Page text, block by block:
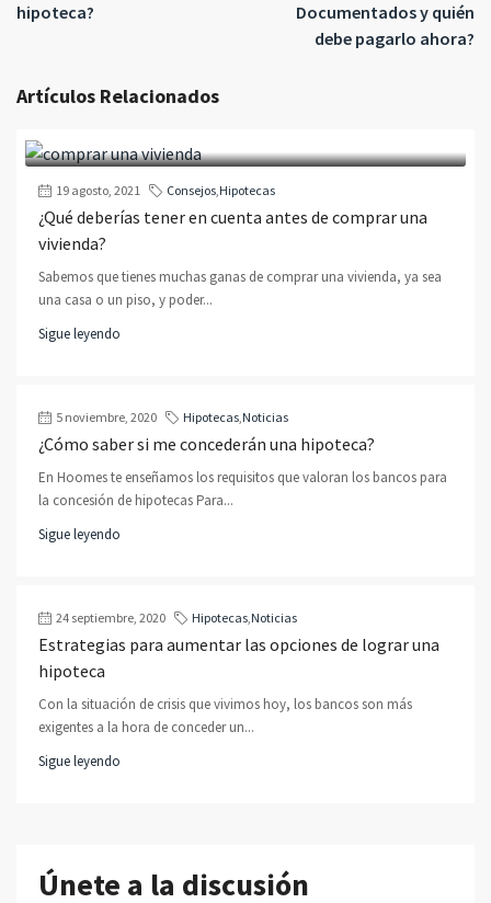
hipoteca?
Documentados y quién
debe pagarlo ahora?
Artículos Relacionados
19 agosto, 2021 Consejos,Hipotecas
¿Qué deberías tener en cuenta antes de comprar una
vivienda?
Sabemos que tienes muchas ganas de comprar una vivienda, ya sea
una casa o un piso, y poder...
Sigue leyendo
5 noviembre, 2020 Hipotecas,Noticias
¿Cómo saber si me concederán una hipoteca?
En Hoomes te enseñamos los requisitos que valoran los bancos para
la concesión de hipotecas Para...
Sigue leyendo
24 septiembre, 2020 Hipotecas,Noticias
Estrategias para aumentar las opciones de lograr una
hipoteca
Con la situación de crisis que vivimos hoy, los bancos son más
exigentes a la hora de conceder un...
Sigue leyendo
Únete a la discusión